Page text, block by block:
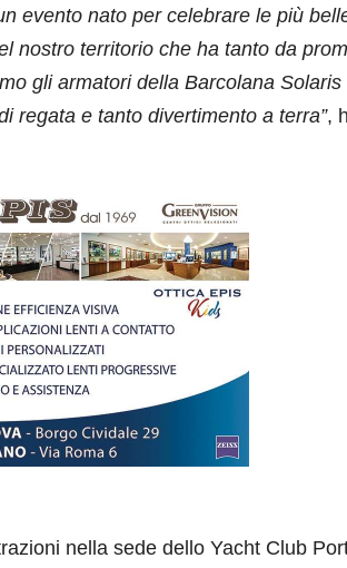
evento nato per celebrare le più
nostro territorio che ha tanto da
gli armatori della Barcolana
regata e tanto divertimento a terra”,
nella sede dello Yacht Club